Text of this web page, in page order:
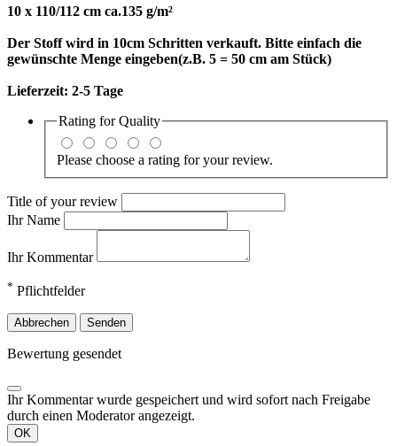
10 x 110/112 cm ca.135 g/m²
Der Stoff wird in 10cm Schritten verkauft. Bitte einfach die
gewünschte Menge eingeben(z.B. 5 = 50 cm am Stück)
Lieferzeit: 2-5 Tage
Rating forQuality
Please choose a rating for your review.
Title of your review
Ihr Name
Ihr Kommentar
* Pflichtfelder
Abbrechen Senden
Bewertung gesendet
Ihr Kommentar wurde gespeichert und wird sofort nach Freigabe
durch einen Moderator angezeigt.
OK